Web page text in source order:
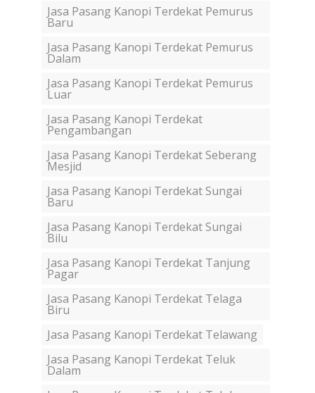
Jasa Pasang Kanopi Terdekat Pemurus
Baru
Jasa Pasang Kanopi Terdekat Pemurus
Dalam
Jasa Pasang Kanopi Terdekat Pemurus
Luar
Jasa Pasang Kanopi Terdekat
Pengambangan
Jasa Pasang Kanopi Terdekat Seberang
Mesjid
Jasa Pasang Kanopi Terdekat Sungai
Baru
Jasa Pasang Kanopi Terdekat Sungai
Bilu
Jasa Pasang Kanopi Terdekat Tanjung
Pagar
Jasa Pasang Kanopi Terdekat Telaga
Biru
Jasa Pasang Kanopi Terdekat Telawang
Jasa Pasang Kanopi Terdekat Teluk
Dalam